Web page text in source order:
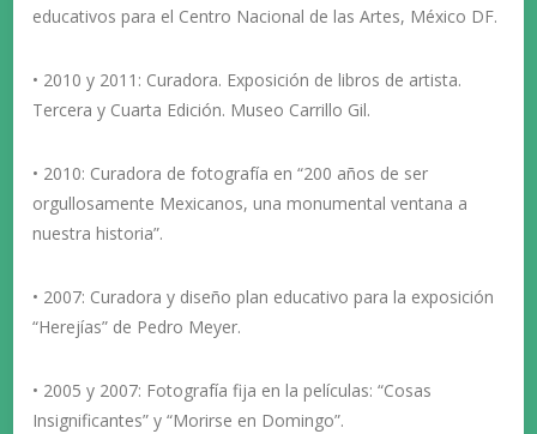
educativos para el Centro Nacional de las Artes, México DF.
• 2010 y 2011: Curadora. Exposición de libros de artista.
Tercera y Cuarta Edición. Museo Carrillo Gil.
• 2010: Curadora de fotografía en “200 años de ser
orgullosamente Mexicanos, una monumental ventana a
nuestra historia”.
• 2007: Curadora y diseño plan educativo para la exposición
“Herejías” de Pedro Meyer.
• 2005 y 2007: Fotografía fija en la películas: “Cosas
Insignificantes” y “Morirse en Domingo”.